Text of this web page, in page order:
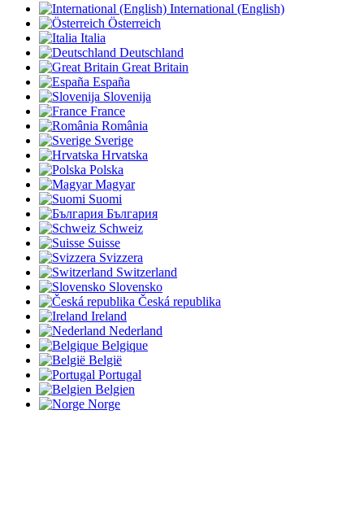
International (English)
Österreich
Italia
Deutschland
Great Britain
España
Slovenija
France
România
Sverige
Hrvatska
Polska
Magyar
Suomi
България
Schweiz
Suisse
Svizzera
Switzerland
Slovensko
Česká republika
Ireland
Nederland
Belgique
België
Portugal
Belgien
Norge